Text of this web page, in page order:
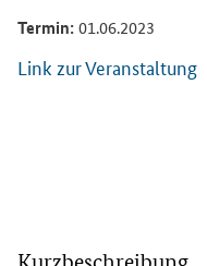
Termin:01.06.2023
Link zur Veranstaltung